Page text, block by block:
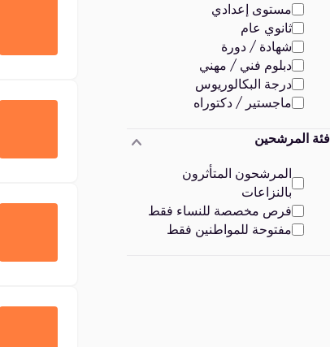
مستوى إعدادي
ثانوي عام
شهادة / دورة
دبلوم فني / مهني
درجة البكالوريوس
ماجستير / دكتوراه
فئة المرشحين
المرشحون المتأثرون
بالنزاعات
فرص مخصصة للنساء فقط
مفتوحة للمواطنين فقط